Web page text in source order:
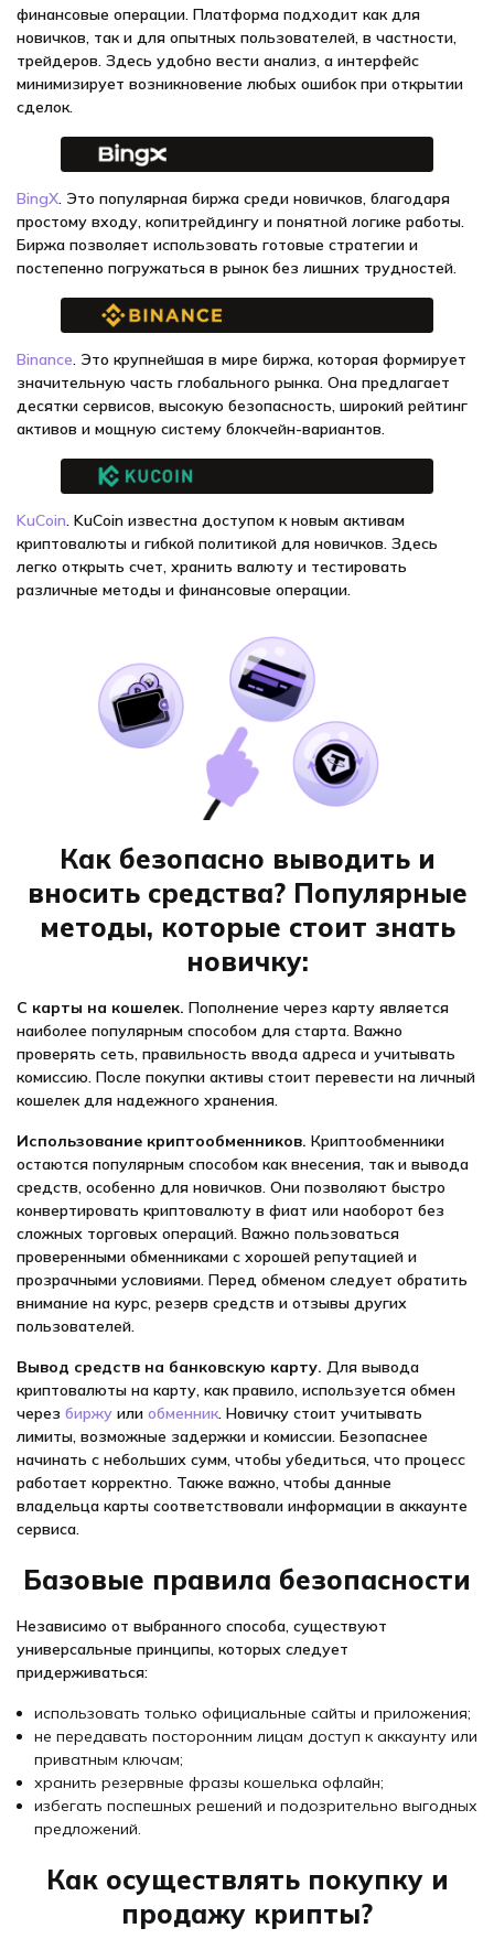
финансовые операции. Платформа подходит как для
новичков, так и для опытных пользователей, в частности,
трейдеров. Здесь удобно вести анализ, а интерфейс
минимизирует возникновение любых ошибок при открытии
сделок.
BingX. Это популярная биржа среди новичков, благодаря
простому входу, копитрейдингу и понятной логике работы.
Биржа позволяет использовать готовые стратегии и
постепенно погружаться в рынок без лишних трудностей.
Binance. Это крупнейшая в мире биржа, которая формирует
значительную часть глобального рынка. Она предлагает
десятки сервисов, высокую безопасность, широкий рейтинг
активов и мощную систему блокчейн-вариантов.
KuCoin. KuCoin известна доступом к новым активам
криптовалюты и гибкой политикой для новичков. Здесь
легко открыть счет, хранить валюту и тестировать
различные методы и финансовые операции.
Как безопасно выводить и
вносить средства? Популярные
методы, которые стоит знать
новичку:
С карты на кошелек. Пополнение через карту является
наиболее популярным способом для старта. Важно
проверять сеть, правильность ввода адреса и учитывать
комиссию. После покупки активы стоит перевести на личный
кошелек для надежного хранения.
Использование криптообменников. Криптообменники
остаются популярным способом как внесения, так и вывода
средств, особенно для новичков. Они позволяют быстро
конвертировать криптовалюту в фиат или наоборот без
сложных торговых операций. Важно пользоваться
проверенными обменниками с хорошей репутацией и
прозрачными условиями. Перед обменом следует обратить
внимание на курс, резерв средств и отзывы других
пользователей.
Вывод средств на банковскую карту. Для вывода
криптовалюты на карту, как правило, используется обмен
через биржу или обменник. Новичку стоит учитывать
лимиты, возможные задержки и комиссии. Безопаснее
начинать с небольших сумм, чтобы убедиться, что процесс
работает корректно. Также важно, чтобы данные
владельца карты соответствовали информации в аккаунте
сервиса.
Базовые правила безопасности
Независимо от выбранного способа, существуют
универсальные принципы, которых следует
придерживаться:
использовать только официальные сайты и приложения;
не передавать посторонним лицам доступ к аккаунту или
приватным ключам;
хранить резервные фразы кошелька офлайн;
избегать поспешных решений и подозрительно выгодных
предложений.
Как осуществлять покупку и
продажу крипты?